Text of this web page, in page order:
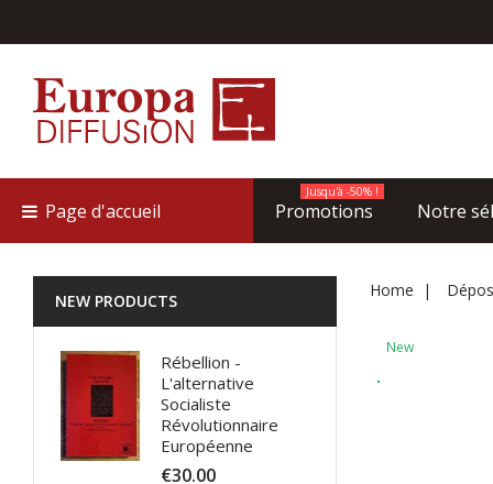
Page d'accueil Promotions
Jusqu'à -50% !
Notre
NEW PRODUCTS
Rébellion -
L'alternative
Socialiste
Révolutionnaire
Européenne
€30.00
Home
New